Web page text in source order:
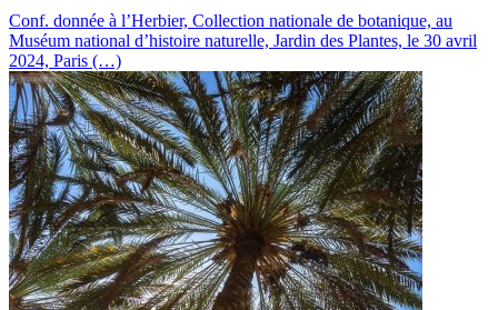
Conf. donnée à l’Herbier, Collection nationale de botanique, au
Muséum national d’histoire naturelle, Jardin des Plantes, le 30 avril
2024, Paris (…)